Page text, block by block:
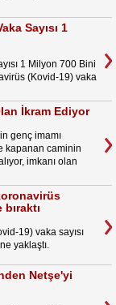
Sayısı 1
1 Milyon 700 Bini
(Kovid-19) vaka
İkram Ediyor
genç imamı
kapanan caminin
imkanı olan
19) vaka sayısı
yaklaştı.
Netşe'yi